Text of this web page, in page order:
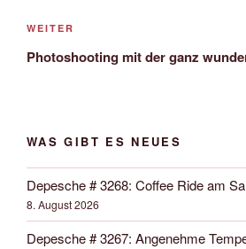
Nächster
Beitrag
WEITER
Photoshooting mit der ganz
WAS GIBT ES NEUES
Depesche # 3268: Coffee Ride am
8. August 2026
Depesche # 3267: Angenehme